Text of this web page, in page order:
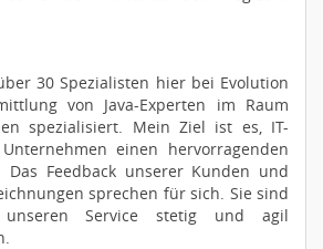
30 Spezialisten hier bei Evolution
von Java-Experten im Raum
spezialisiert. Mein Ziel ist es, IT-
einen hervorragenden
Das Feedback unserer Kunden und
sprechen für sich. Sie sind
unseren Service stetig und agil